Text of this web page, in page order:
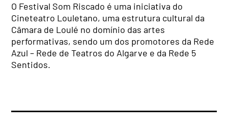
O Festival Som Riscado é uma iniciativa do
Cineteatro Louletano, uma estrutura cultural da
Câmara de Loulé no domínio das artes
performativas, sendo um dos promotores da Rede
Azul – Rede de Teatros do Algarve e da Rede 5
Sentidos.